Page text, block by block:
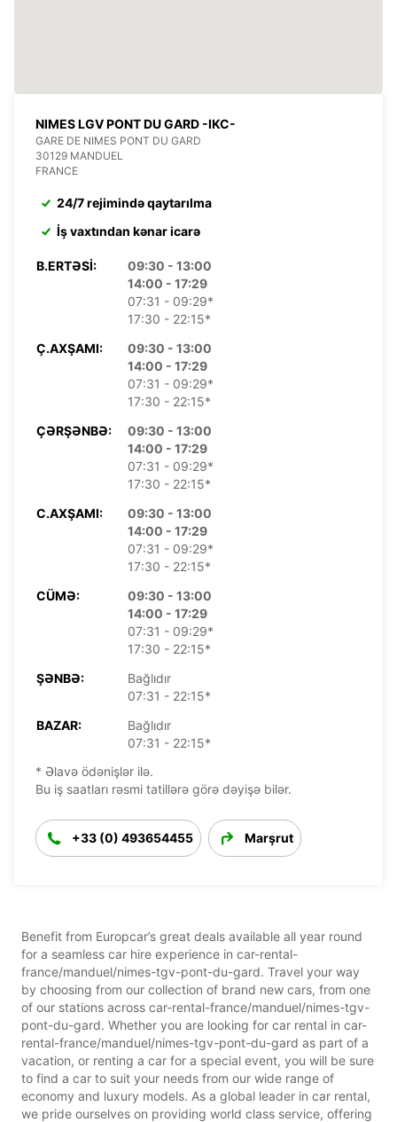
NIMES LGV PONT DU GARD -IKC-
GARE DE NIMES PONT DU GARD
30129 MANDUEL
FRANCE
24/7 rejimində qaytarılma
İş vaxtından kənar icarə
B.ERTƏSI:
09:30 - 13:00
14:00 - 17:29
07:31 - 09:29*
17:30 - 22:15*
Ç.AXŞAMI:
09:30 - 13:00
14:00 - 17:29
07:31 - 09:29*
17:30 - 22:15*
ÇƏRŞƏNBƏ:
09:30 - 13:00
14:00 - 17:29
07:31 - 09:29*
17:30 - 22:15*
C.AXŞAMI:
09:30 - 13:00
14:00 - 17:29
07:31 - 09:29*
17:30 - 22:15*
CÜMƏ:
09:30 - 13:00
14:00 - 17:29
07:31 - 09:29*
17:30 - 22:15*
ŞƏNBƏ:
Bağlıdır
07:31 - 22:15*
BAZAR:
Bağlıdır
07:31 - 22:15*
* Əlavə ödənişlər ilə.
Bu iş saatları rəsmi tatillərə görə dəyişə bilər.
+33 (0) 493654455 Marşrut
Benefit from Europcar’s great deals available all year round
for a seamless car hire experience in car-rental-
france/manduel/nimes-tgv-pont-du-gard. Travel your way
by choosing from our collection of brand new cars, from one
of our stations across car-rental-france/manduel/nimes-tgv-
pont-du-gard. Whether you are looking for car rental in car-
rental-france/manduel/nimes-tgv-pont-du-gard as part of a
vacation, or renting a car for a special event, you will be sure
to find a car to suit your needs from our wide range of
economy and luxury models. As a global leader in car rental,
we pride ourselves on providing world class service, offering